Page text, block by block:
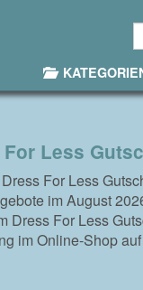
Less
For Less
im August
Dress For Less
im Online-Shop